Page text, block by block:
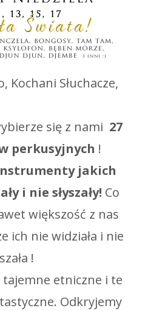
Kochani Słuchacze,
się z nami 27
perkusyjnych !
jakich
i nie słyszały! Co
większość z nas
ich nie widziała i nie
!
etniczne i te
Odkryjemy